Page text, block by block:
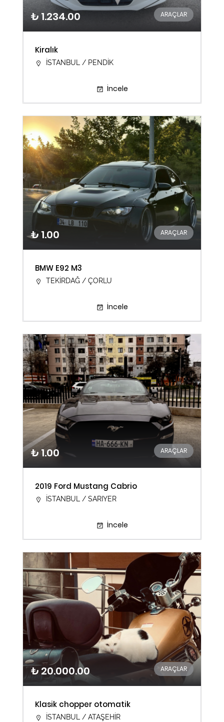
₺ 1.234.00 ARAÇLAR
Kiralık
İSTANBUL / PENDİK
İncele
₺ 1.00 ARAÇLAR
BMW E92 M3
TEKİRDAĞ / ÇORLU
İncele
₺ 1.00 ARAÇLAR
2019 Ford Mustang Cabrio
İSTANBUL / SARIYER
İncele
₺ 20.000.00 ARAÇLAR
Klasik chopper otomatik
İSTANBUL / ATAŞEHİR